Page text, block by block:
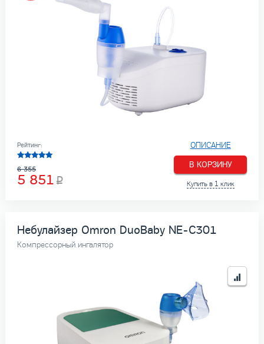
ОПИСАНИЕ
В КОРЗИНУ
Купить в 1 клик
Рейтинг:
6 355
5 851
Небулайзер Omron DuoBaby NE-C301
Компрессорный ингалятор